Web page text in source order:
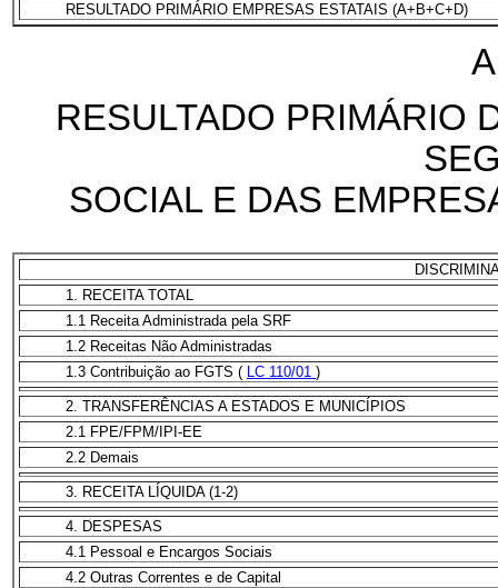
RESULTADO PRIMÁRIO EMPRESAS ESTATAIS (A+B+C+D)
RESULTADO PRIMÁRIO
SOCIAL E DAS
1. RECEITA TOTAL
1.1 Receita Administrada pela SRF
1.2 Receitas Não Administradas
1.3 Contribuição ao FGTS ( LC 110/01 )
2. TRANSFERÊNCIAS A ESTADOS E MUNICÍPIOS
2.1 FPE/FPM/IPI-EE
2.2 Demais
3. RECEITA LÍQUIDA (1-2)
4. DESPESAS
4.1 Pessoal e Encargos Sociais
4.2 Outras Correntes e de Capital